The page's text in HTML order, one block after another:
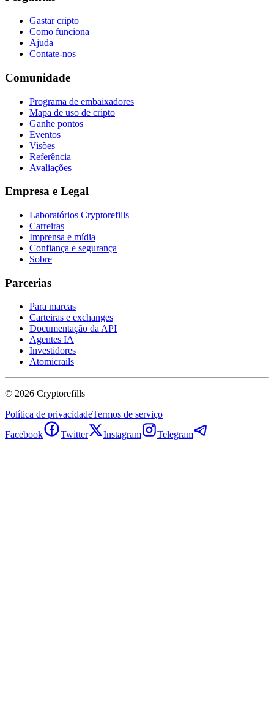
Gastar cripto
Como funciona
Ajuda
Contate-nos
Comunidade
Programa de embaixadores
Mapa de uso de cripto
Ganhe pontos
Eventos
Visões
Referência
Avaliações
Empresa e Legal
Laboratórios Cryptorefills
Carreiras
Imprensa e mídia
Confiança e segurança
Sobre
Parcerias
Para marcas
Carteiras e exchanges
Documentação da API
Agentes IA
Investidores
Atomicrails
© 2026 Cryptorefills
Política de privacidadeTermos de serviço
Facebook
Twitter Instagram Telegram